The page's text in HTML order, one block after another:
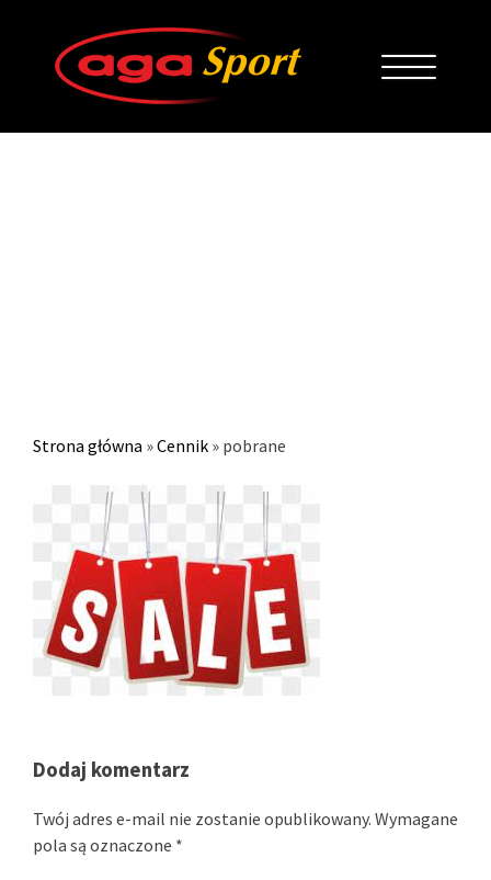
Strona główna »Cennik » pobrane
Dodaj komentarz
Twój adres e-mail nie zostanie opublikowany. Wymagane
pola są oznaczone *